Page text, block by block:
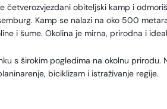
četverozvjezdani obiteljski kamp i
Kamp se nalazi na oko 500
i šume. Okolina je mirna, prirodna i
s širokim pogledima na okolnu
biciklizam i istraživanje regije.